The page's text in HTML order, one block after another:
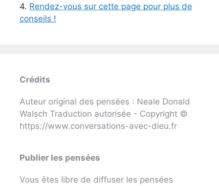
4. Rendez-vous sur cette page pour plus de
conseils !
Crédits
Auteur original des pensées : Neale Donald
Walsch Traduction autorisée - Copyright ©
https://www.conversations-avec-dieu.fr
Publier les pensées
Vous êtes libre de diffuser les pensées